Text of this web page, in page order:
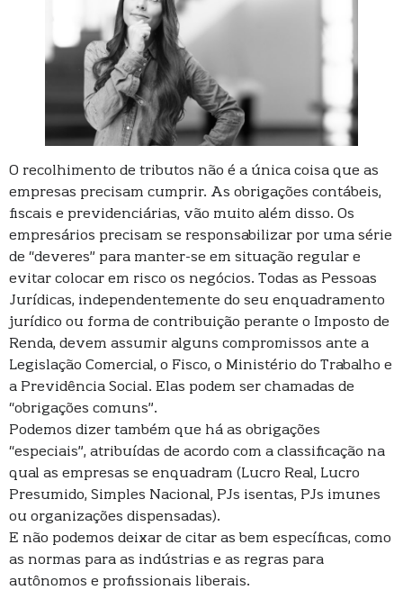
O recolhimento de tributos não é a única coisa que as
empresas precisam cumprir. As obrigações contábeis,
fiscais e previdenciárias, vão muito além disso. Os
empresários precisam se responsabilizar por uma série
de “deveres” para manter-se em situação regular e
evitar colocar em risco os negócios. Todas as Pessoas
Jurídicas, independentemente do seu enquadramento
jurídico ou forma de contribuição perante o Imposto de
Renda, devem assumir alguns compromissos ante a
Legislação Comercial, o Fisco, o Ministério do Trabalho e
a Previdência Social. Elas podem ser chamadas de
“obrigações comuns”.
Podemos dizer também que há as obrigações
“especiais”, atribuídas de acordo com a classificação na
qual as empresas se enquadram (Lucro Real, Lucro
Presumido, Simples Nacional, PJs isentas, PJs imunes
ou organizações dispensadas).
E não podemos deixar de citar as bem específicas, como
as normas para as indústrias e as regras para
autônomos e profissionais liberais.